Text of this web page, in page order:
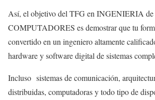
Así, el objetivo del TFG en INGENIERIA de
COMPUTADORES es demostrar que tu
convertido en un ingeniero altamente
hardware y software digital de sistemas
Incluso sistemas de comunicación,
distribuidas, computadoras y todo tipo de